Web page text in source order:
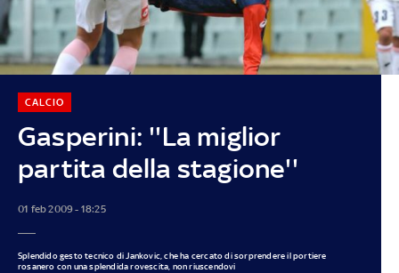
Gasperini: ''La miglior
partita della stagione''
CALCIO
01 feb 2009 - 18:25
Splendido gesto tecnico di Jankovic, che ha cercato di sorprendere il portiere
rosanero con una splendida rovescita, non riuscendovi